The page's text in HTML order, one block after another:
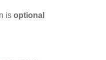
is optional